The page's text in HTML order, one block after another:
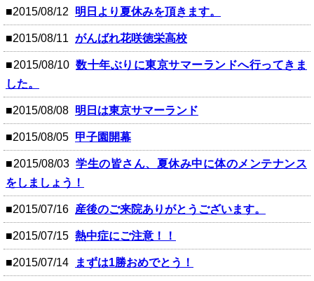
■2015/08/12 明日より夏休みを頂きます。
■2015/08/11 がんばれ花咲徳栄高校
■2015/08/10 数十年ぶりに東京サマーランドへ行ってきま
した。
■2015/08/08 明日は東京サマーランド
■2015/08/05 甲子園開幕
■2015/08/03 学生の皆さん、夏休み中に体のメンテナンス
をしましょう！
■2015/07/16 産後のご来院ありがとうございます。
■2015/07/15 熱中症にご注意！！
■2015/07/14 まずは1勝おめでとう！